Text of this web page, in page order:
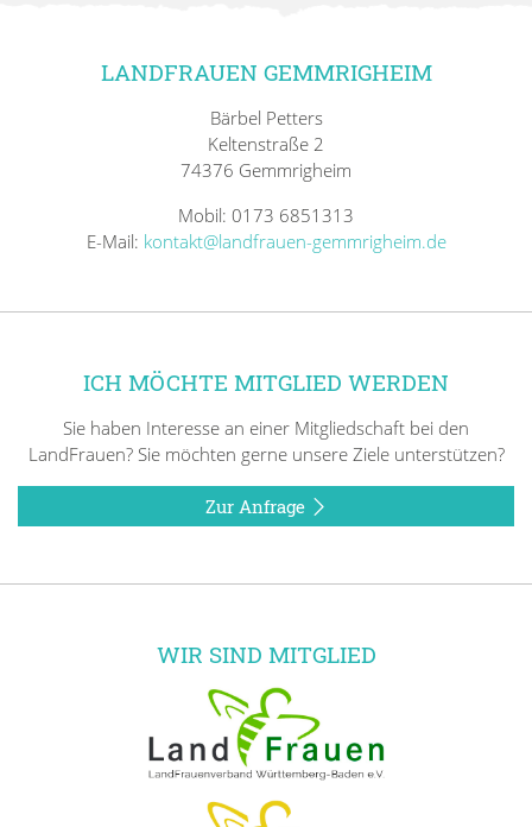
LANDFRAUEN GEMMRIGHEIM
Bärbel Petters
Keltenstraße 2
74376 Gemmrigheim
Mobil: 0173 6851313
E-Mail: kontakt@landfrauen-gemmrigheim.de
ICH MÖCHTE MITGLIED WERDEN
Sie haben Interesse an einer Mitgliedschaft bei den
LandFrauen? Sie möchten gerne unsere Ziele unterstützen?
Zur Anfrage
WIR SIND MITGLIED